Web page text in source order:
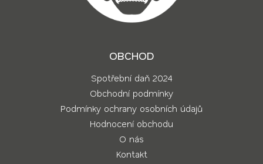
OBCHOD
Spotřební daň 2024
Obchodní podmínky
Podmínky ochrany osobních údajů
Hodnocení obchodu
O nás
Kontakt